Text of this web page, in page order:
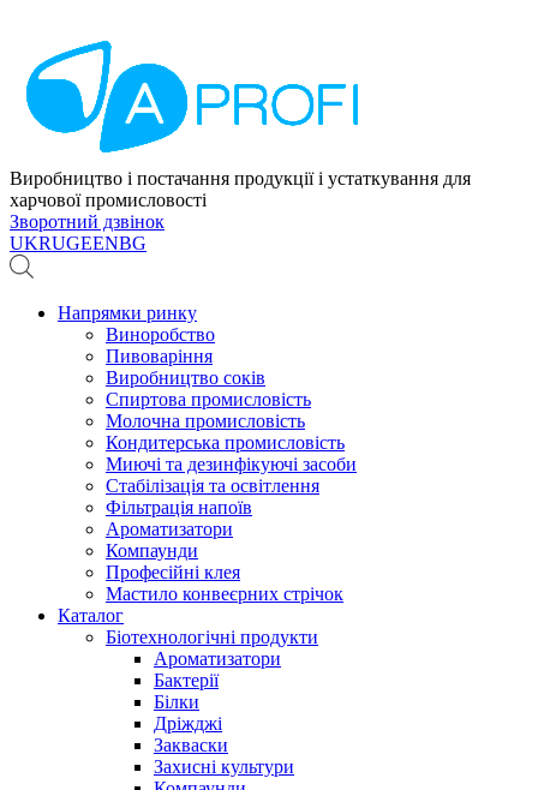
Виробництво і постачання продукції і устаткування для
харчової промисловості
Зворотний дзвінок
UKRUGEENBG
Напрямки ринку
Виноробство
Пивоваріння
Виробництво соків
Спиртова промисловість
Молочна промисловість
Кондитерська промисловість
Миючі та дезинфікуючі засоби
Стабілізація та освітлення
Фільтрація напоїв
Ароматизатори
Компаунди
Професійні клея
Мастило конвеєрних стрічок
Каталог
Біотехнологічні продукти
Ароматизатори
Бактерії
Білки
Дріжджі
Закваски
Захисні культури